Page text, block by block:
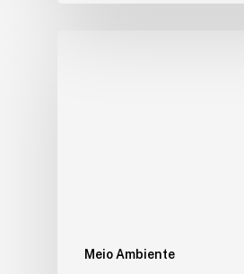
Meio Ambiente